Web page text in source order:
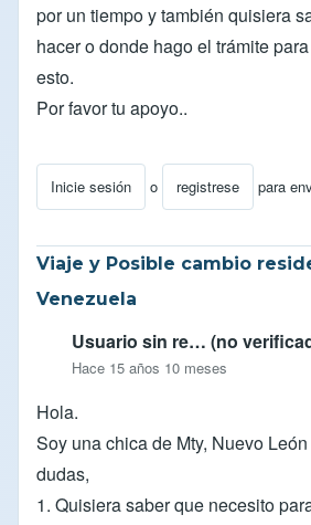
por un tiempo y también quisiera
hacer o donde hago el trámite
esto.
Por favor tu apoyo..
Inicie sesión o registrese para
Viaje y Posible cambio
Venezuela
Usuario sin re… (no
Hace 15 años 10 meses
Hola.
Soy una chica de Mty, Nuevo
dudas,
1. Quisiera saber que necesito